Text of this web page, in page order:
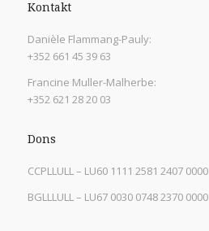
Kontakt
Danièle Flammang-Pauly:
+352 661 45 39 63
Francine Muller-Malherbe:
+352 621 28 20 03
Dons
CCPLLULL – LU60 1111 2581 2407 0000
BGLLLULL – LU67 0030 0748 2370 0000